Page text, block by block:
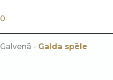
0
Galvenā - Galda spēle